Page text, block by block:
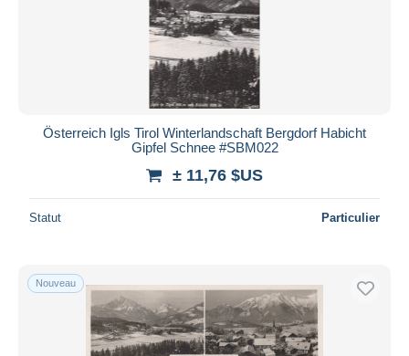
Österreich Igls Tirol Winterlandschaft Bergdorf Habicht
Gipfel Schnee #SBM022
± 11,76 $US
Statut Particulier
Nouveau